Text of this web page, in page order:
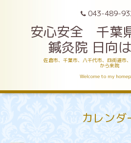
043-489-
安心安全 千葉
鍼灸院 日向
佐倉市、千葉市、八千代市、四街道市
から来院
Welcome to my
カレンダ